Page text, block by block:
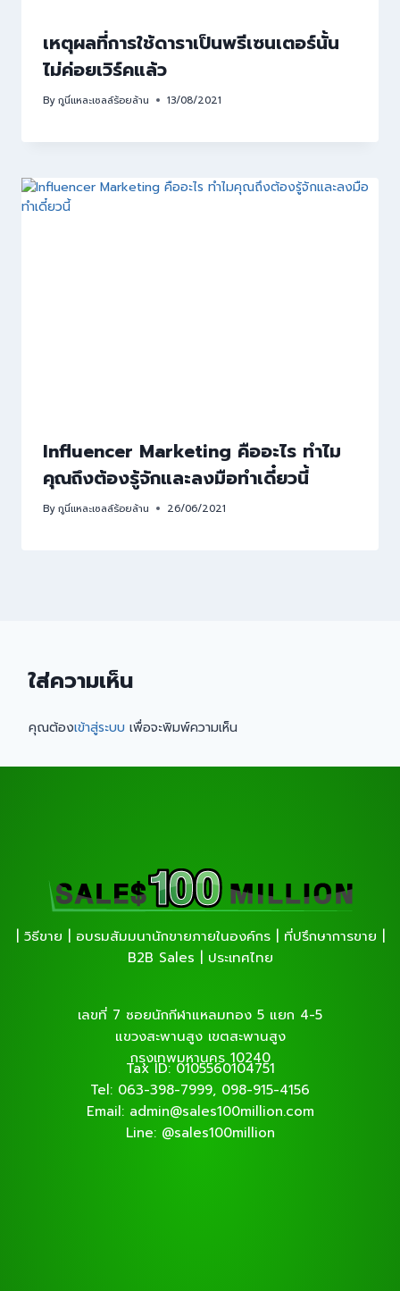
เหตุผลที่การใช้ดาราเป็นพรีเซนเตอร์นั้น
ไม่ค่อยเวิร์คแล้ว
Byกูนี่แหละเซลล์ร้อยล้าน 13/08/2021
Influencer Marketing คืออะไร ทำไม
คุณถึงต้องรู้จักและลงมือทำเดี๋ยวนี้
Byกูนี่แหละเซลล์ร้อยล้าน 26/06/2021
ใส่ความเห็น
คุณต้องเข้าสู่ระบบ เพื่อจะพิมพ์ความเห็น
| วิธีขาย | อบรมสัมมนานักขายภายในองค์กร | ที่ปรึกษาการขาย |
B2B Sales | ประเทศไทย
เลขที่ 7 ซอยนักกีฬาแหลมทอง 5 แยก 4-5
แขวงสะพานสูง เขตสะพานสูง
กรุงเทพมหานคร 10240
Tax ID: 0105560104751
Tel: 063-398-7999, 098-915-4156
Email: admin@sales100million.com
Line: @sales100million